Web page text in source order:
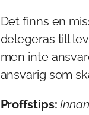
Det finns en
delegeras till
men inte
ansvarig som
Proffstips: